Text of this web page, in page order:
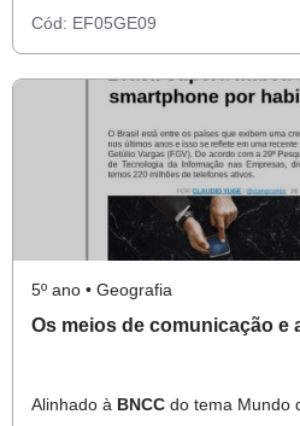
Cód: EF05GE09
5º ano • Geografia
Os meios de comunicação e
Alinhado à BNCC do tema Mundo